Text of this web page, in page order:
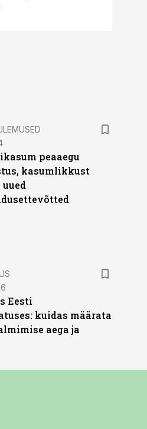
peaaegu
kasumlikkust
Eesti
kuidas määrata
aega ja